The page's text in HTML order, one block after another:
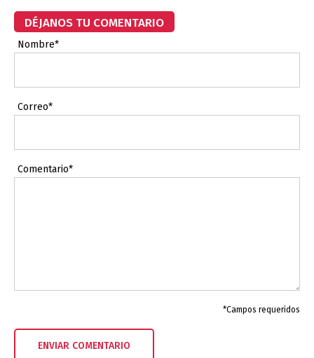
DÉJANOS TU COMENTARIO
Nombre*
Correo*
Comentario*
*Campos requeridos